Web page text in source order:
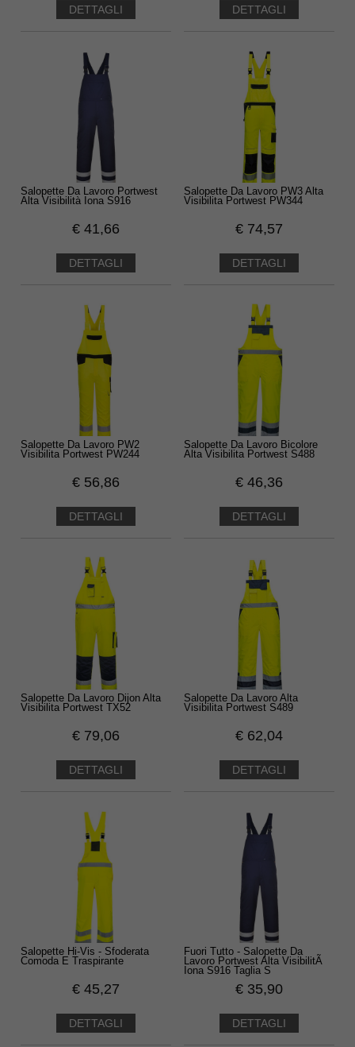
DETTAGLI DETTAGLI
Salopette Da Lavoro Portwest
Alta Visibilità Iona S916
€ 41,66
DETTAGLI
Salopette Da Lavoro PW3 Alta
Visibilita Portwest PW344
€ 74,57
DETTAGLI
Salopette Da Lavoro PW2
Visibilita Portwest PW244
€ 56,86
DETTAGLI
Salopette Da Lavoro Bicolore
Alta Visibilita Portwest S488
€ 46,36
DETTAGLI
Salopette Da Lavoro Dijon Alta
Visibilita Portwest TX52
€ 79,06
DETTAGLI
Salopette Da Lavoro Alta
Visibilita Portwest S489
€ 62,04
DETTAGLI
Salopette Hi-Vis - Sfoderata
Comoda E Traspirante
€ 45,27
DETTAGLI
Fuori Tutto - Salopette Da
Lavoro Portwest Alta VisibilitÃ
Iona S916 Taglia S
€ 35,90
DETTAGLI